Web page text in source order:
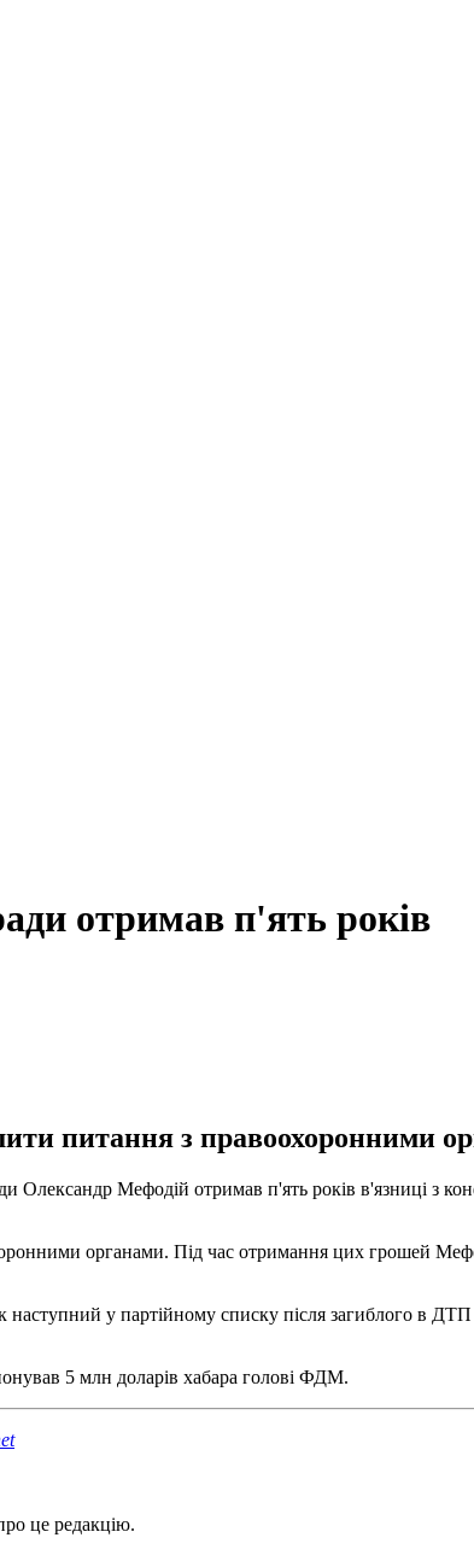
отримав п'ять років
питання з правоохоронними
Олександр Мефодій отримав п'ять років в'язниці з
органами. Під час отримання цих грошей
наступний у партійному списку після загиблого в
5 млн доларів хабара голові ФДМ.
це редакцію.